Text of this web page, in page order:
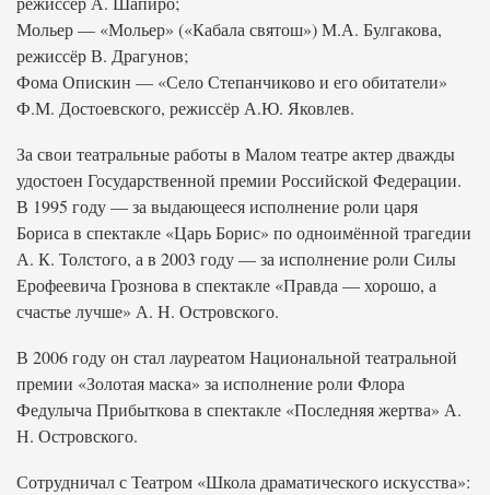
Мольер — «Мольер» («Кабала святош») М.А. Булгакова,
режиссёр В. Драгунов;
Фома Опискин — «Село Степанчиково и его обитатели»
Ф.М. Достоевского, режиссёр А.Ю. Яковлев.
За свои театральные работы в Малом театре актер дважды
удостоен Государственной премии Российской Федерации.
В 1995 году — за выдающееся исполнение роли царя
Бориса в спектакле «Царь Борис» по одноимённой трагедии
А. К. Толстого, а в 2003 году — за исполнение роли Силы
Ерофеевича Грознова в спектакле «Правда — хорошо, а
счастье лучше» А. Н. Островского.
В 2006 году он стал лауреатом Национальной театральной
премии «Золотая маска» за исполнение роли Флора
Федулыча Прибыткова в спектакле «Последняя жертва» А.
Н. Островского.
Сотрудничал с Театром «Школа драматического искусства»: